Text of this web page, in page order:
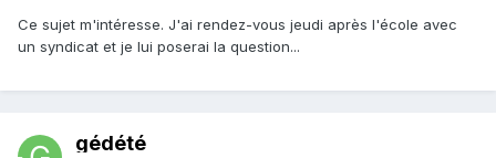
Ce sujet m'intéresse. J'ai rendez-vous jeudi après l'école avec
un syndicat et je lui poserai la question...
gédété